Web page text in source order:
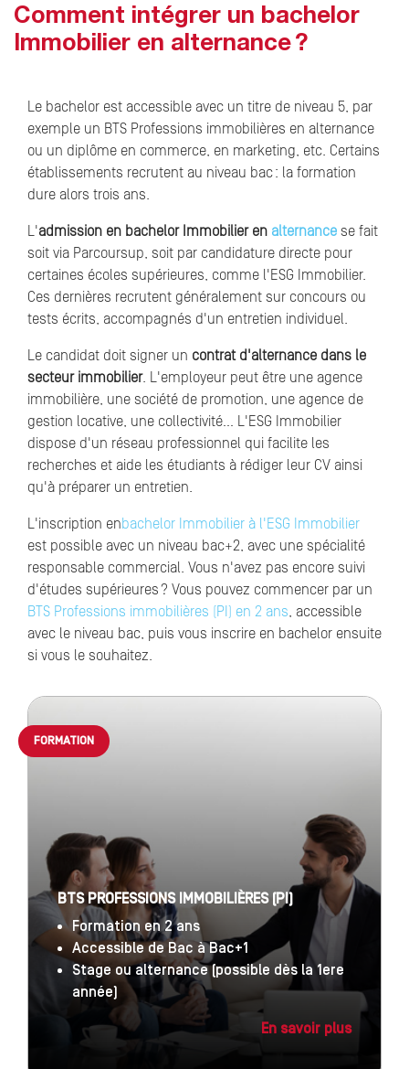
Comment intégrer un bachelor
Immobilier en alternance ?
Le bachelor est accessible avec un titre de niveau 5, par
exemple un BTS Professions immobilières en alternance
ou un diplôme en commerce, en marketing, etc. Certains
établissements recrutent au niveau bac : la formation
dure alors trois ans.
L'admission en bachelor Immobilier en alternance se fait
soit via Parcoursup, soit par candidature directe pour
certaines écoles supérieures, comme l'ESG Immobilier.
Ces dernières recrutent généralement sur concours ou
tests écrits, accompagnés d'un entretien individuel.
Le candidat doit signer un contrat d'alternance dans le
secteur immobilier. L'employeur peut être une agence
immobilière, une société de promotion, une agence de
gestion locative, une collectivité… L'ESG Immobilier
dispose d'un réseau professionnel qui facilite les
recherches et aide les étudiants à rédiger leur CV ainsi
qu'à préparer un entretien.
L'inscription enbachelor Immobilier à l'ESG Immobilier
est possible avec un niveau bac+2, avec une spécialité
responsable commercial. Vous n'avez pas encore suivi
d'études supérieures ? Vous pouvez commencer par un
BTS Professions immobilières (PI) en 2 ans, accessible
avec le niveau bac, puis vous inscrire en bachelor ensuite
si vous le souhaitez.
BTS PROFESSIONS IMMOBILIÈRES (PI)
Formation en 2 ans
Accessible de Bac à Bac+1
Stage ou alternance (possible dès la 1ere
année)
En savoir plus
FORMATION